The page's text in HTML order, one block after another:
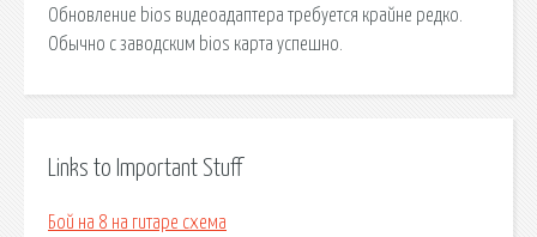
Обновление bios видеоадаптера требуется крайне редко.
Обычно с заводским bios карта успешно.
Links to Important Stuff
Бой на 8 на гитаре схема